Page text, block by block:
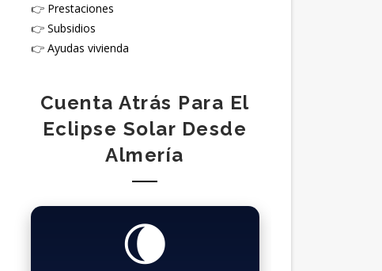
👉 Prestaciones
👉 Subsidios
👉 Ayudas vivienda
Cuenta Atrás Para El
Eclipse Solar Desde
Almería
🌘